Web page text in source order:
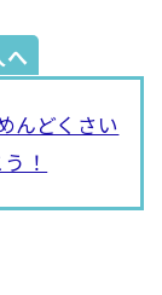
へ
んどくさい
！